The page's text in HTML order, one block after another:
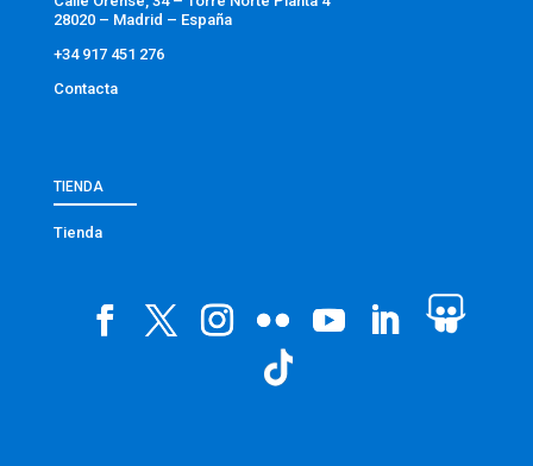
28020 – Madrid – España
+34 917 451 276
Contacta
TIENDA
Tienda